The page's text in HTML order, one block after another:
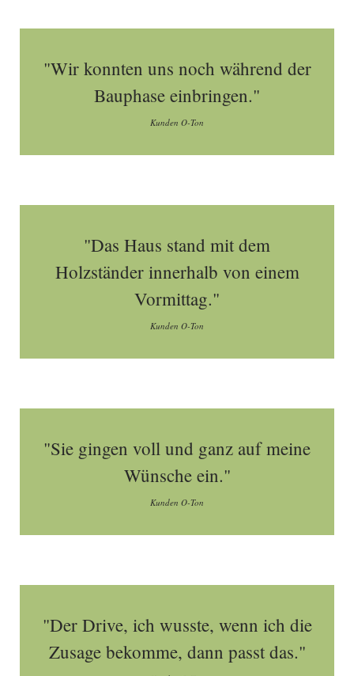
"Wir konnten uns noch während der
Bauphase einbringen."
Kunden O-Ton
"Das Haus stand mit dem
Holzständer innerhalb von einem
Vormittag."
Kunden O-Ton
"Sie gingen voll und ganz auf meine
Wünsche ein."
Kunden O-Ton
"Der Drive, ich wusste, wenn ich die
Zusage bekomme, dann passt das."